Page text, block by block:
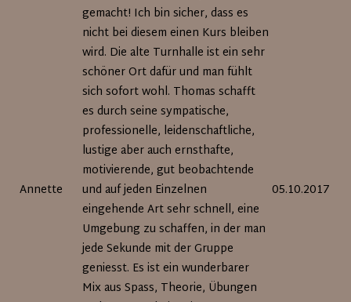
Annette
gemacht! Ich bin sicher, dass es
nicht bei diesem einen Kurs bleiben
wird. Die alte Turnhalle ist ein sehr
schöner Ort dafür und man fühlt
sich sofort wohl. Thomas schafft
es durch seine sympatische,
professionelle, leidenschaftliche,
lustige aber auch ernsthafte,
motivierende, gut beobachtende
und auf jeden Einzelnen
eingehende Art sehr schnell, eine
Umgebung zu schaffen, in der man
jede Sekunde mit der Gruppe
geniesst. Es ist ein wunderbarer
Mix aus Spass, Theorie, Übungen
05.10.2017